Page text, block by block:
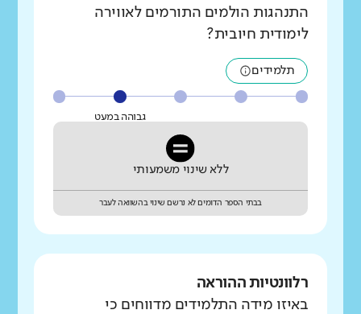
התנהגות הולמים התורמים לאווירה
לימודית חיובית?
תלמידים
גבוהה במעט
ללא שינוי משמעותי
בבתי הספר הדומים לא נרשם שינוי בהשוואה לעבר
רלוונטיות ההוראה
באיזו מידה התלמידים מדווחים כי